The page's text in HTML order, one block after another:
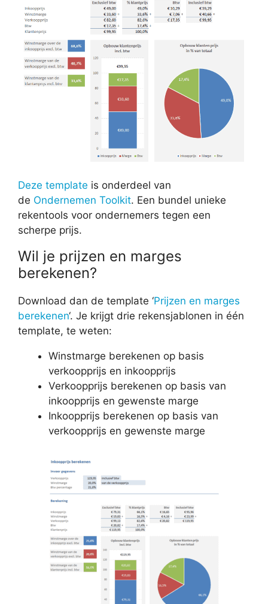
Deze template is onderdeel van
de Ondernemen Toolkit. Een bundel unieke
rekentools voor ondernemers tegen een
scherpe prijs.
Wil je prijzen en marges
berekenen?
Download dan de template ‘Prijzen en marges
berekenen‘. Je krijgt drie rekensjablonen in één
template, te weten:
Winstmarge berekenen op basis
verkoopprijs en inkoopprijs
Verkoopprijs berekenen op basis van
inkoopprijs en gewenste marge
Inkoopprijs berekenen op basis van
verkoopprijs en gewenste marge